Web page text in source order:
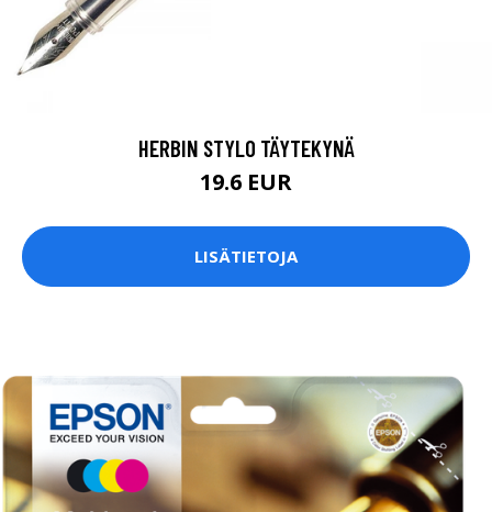
HERBIN STYLO TÄYTEKYNÄ
19.6 EUR
LISÄTIETOJA